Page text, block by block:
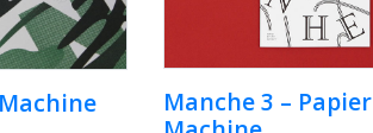
Manche 3 – Papier